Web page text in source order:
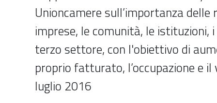
Unioncamere sull’importanza delle
imprese, le comunità, le istituzioni,
terzo settore, con l'obiettivo di
proprio fatturato, l’occupazione e
luglio 2016